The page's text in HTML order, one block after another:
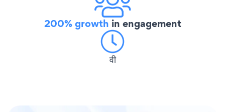
200% growth in engagement
वी